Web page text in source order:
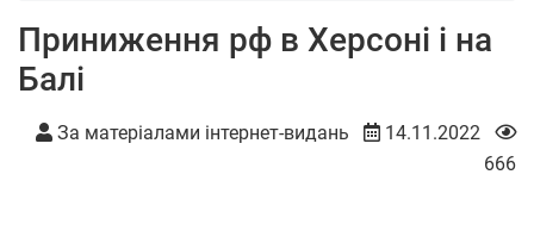
Приниження рф в Херсоні і на
Балі
За матеріалами інтернет-видань
14.11.2022
666